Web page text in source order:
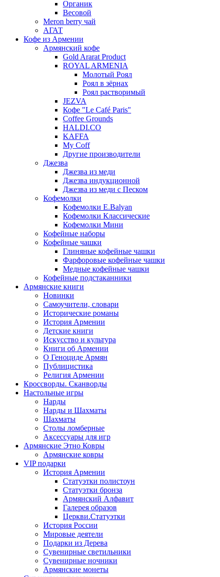
Органик
Весовой
Meron berry чай
АГАТ
Кофе из Армении
Армянский кофе
Gold Ararat Product
ROYAL ARMENIA
Молотый Роял
Роял в зёрнах
Роял растворимый
JEZVA
Кофе "Le Café Paris"
Coffee Grounds
HALDI.CO
KAFFA
My Coff
Другие производители
Джезва
Джезва из меди
Джезва индукционной
Джезва из меди с Песком
Кофемолки
Кофемолки E.Balyan
Кофемолки Классические
Кофемолки Мини
Кофейные наборы
Кофейные чашки
Глиняные кофейные чашки
Фарфоровые кофейные чашки
Медные кофейные чашки
Кофейные подстаканники
Армянские книги
Новинки
Самоучители, словари
Исторические романы
История Армении
Детские книги
Иcкусство и культура
Книги об Армении
О Геноциде Армян
Публицистика
Религия Армении
Кроссворды. Сканворды
Настольные игры
Нарды
Нарды и Шахматы
Шахматы
Столы ломберные
Аксессуары для игр
Армянские Этно Ковры
Армянские ковры
VIP подарки
История Армении
Статуэтки полистоун
Статуэтки бронза
Армянский Алфавит
Галерея образов
Церкви.Статуэтки
История России
Мировые деятели
Подарки из Дерева
Сувенирные светильники
Сувенирные ночники
Армянские монеты